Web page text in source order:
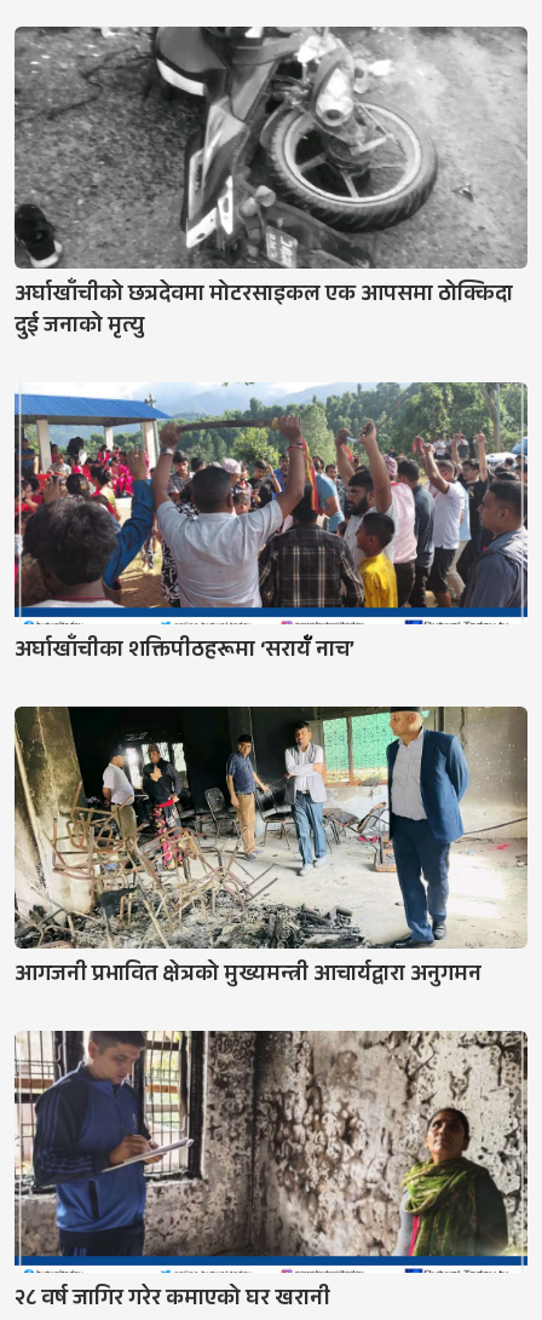
अर्घाखाँचीको छत्रदेवमा मोटरसाइकल एक आपसमा ठोक्किदा
दुई जनाको मृत्यु
अर्घाखाँचीका शक्तिपीठहरूमा ‘सरायँँ नाच’
आगजनी प्रभावित क्षेत्रको मुख्यमन्त्री आचार्यद्वारा अनुगमन
२८ वर्ष जागिर गरेर कमाएको घर खरानी